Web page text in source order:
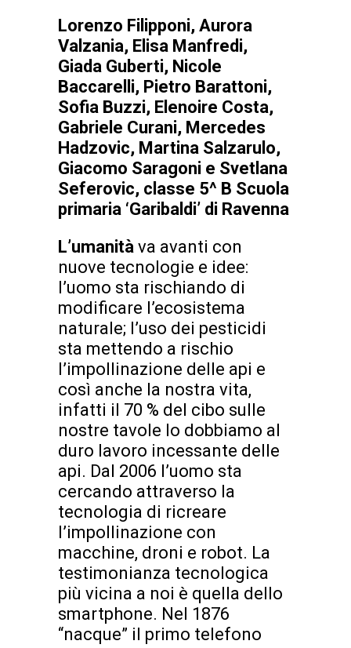
Lorenzo Filipponi, Aurora
Valzania, Elisa Manfredi,
Giada Guberti, Nicole
Baccarelli, Pietro Barattoni,
Sofia Buzzi, Elenoire Costa,
Gabriele Curani, Mercedes
Hadzovic, Martina Salzarulo,
Giacomo Saragoni e Svetlana
Seferovic, classe 5^ B Scuola
primaria ‘Garibaldi’ di Ravenna
L’umanità va avanti con
nuove tecnologie e idee:
l’uomo sta rischiando di
modificare l’ecosistema
naturale; l’uso dei pesticidi
sta mettendo a rischio
l’impollinazione delle api e
così anche la nostra vita,
infatti il 70 % del cibo sulle
nostre tavole lo dobbiamo al
duro lavoro incessante delle
api. Dal 2006 l’uomo sta
cercando attraverso la
tecnologia di ricreare
l’impollinazione con
macchine, droni e robot. La
testimonianza tecnologica
più vicina a noi è quella dello
smartphone. Nel 1876
“nacque” il primo telefono